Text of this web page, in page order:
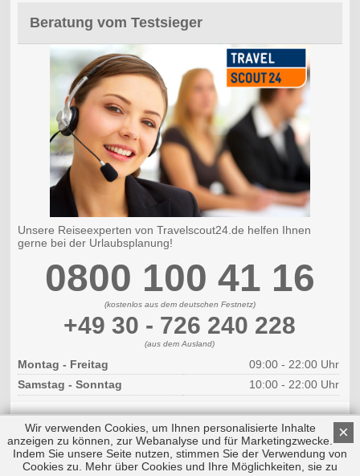
Beratung vom Testsieger
Unsere Reiseexperten von Travelscout24.de helfen Ihnen
gerne bei der Urlaubsplanung!
0800 100 41 16
(kostenlos aus dem deutschen Festnetz)
+49 30 - 726 240 228
(aus dem Ausland)
Montag - Freitag
09:00 - 22:00 Uhr
Samstag - Sonntag
10:00 - 22:00 Uhr
Copyright © 2026 by Triplemind GmbH
Nach oben
×
Wir verwenden Cookies, um Ihnen personalisierte Inhalte
anzeigen zu können, zur Webanalyse und für Marketingzwecke.
Indem Sie unsere Seite nutzen, stimmen Sie der Verwendung von
Cookies zu. Mehr über Cookies und Ihre Möglichkeiten, sie zu